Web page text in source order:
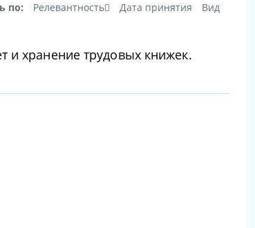
по: Релевантность Дата принятия
Вид
и хранение трудовых книжек.